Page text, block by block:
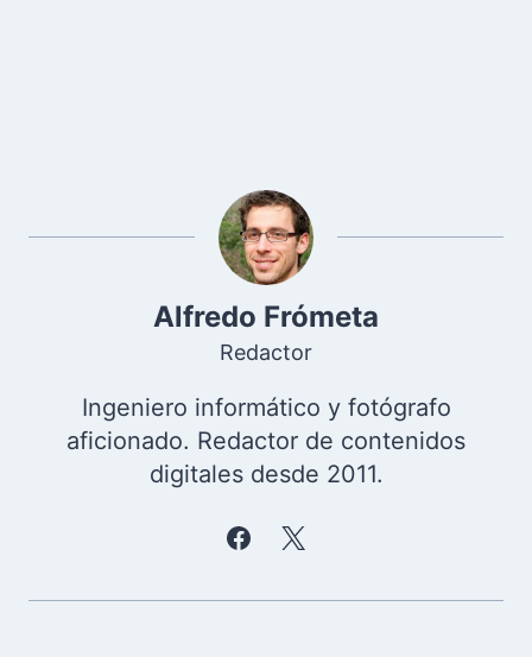
Alfredo Frómeta
Redactor
Ingeniero informático y fotógrafo
aficionado. Redactor de contenidos
digitales desde 2011.